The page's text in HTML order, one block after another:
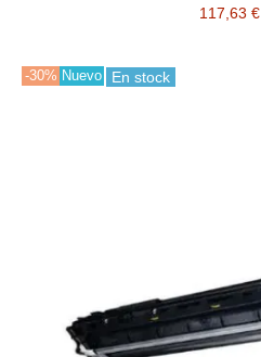
117,63 €
-30% Nuevo En stock